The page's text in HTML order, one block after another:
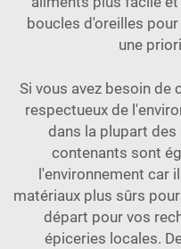
boucles d'oreilles
une
Si vous avez besoin de
respectueux de
dans la plupart des
contenants sont
l'environnement car
matériaux plus sûrs
départ pour vos
épiceries locales.